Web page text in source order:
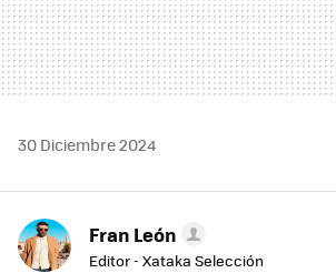
30 Diciembre 2024
Fran León
Editor - Xataka Selección